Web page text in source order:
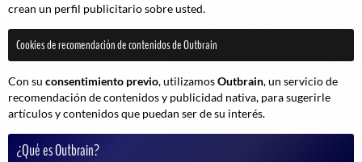
crean un perfil publicitario sobre usted.
Cookies de recomendación de contenidos de Outbrain
Con su consentimiento previo, utilizamosOutbrain, un servicio de
recomendación de contenidos y publicidad nativa, para sugerirle
artículos y contenidos que puedan ser de su interés.
¿Qué es Outbrain?